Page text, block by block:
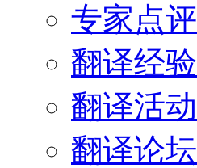
专家点评
翻译经验
翻译活动
翻译论坛